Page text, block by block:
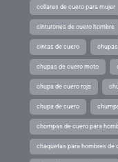
collares de cuero para mujer
cinturones de cuero hombre
cintas de cuero
chupas de cuero moto
chupa de cuero roja
chupa de cuero
chompas de cuero para
chaquetas para hombres de